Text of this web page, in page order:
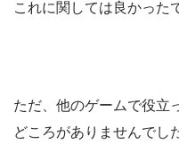
これに関しては良かった
ただ、他のゲームで役立
どころがありませんでし